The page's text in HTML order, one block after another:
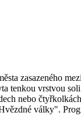
zasazeného
tenkou vrstvou
nebo
války".